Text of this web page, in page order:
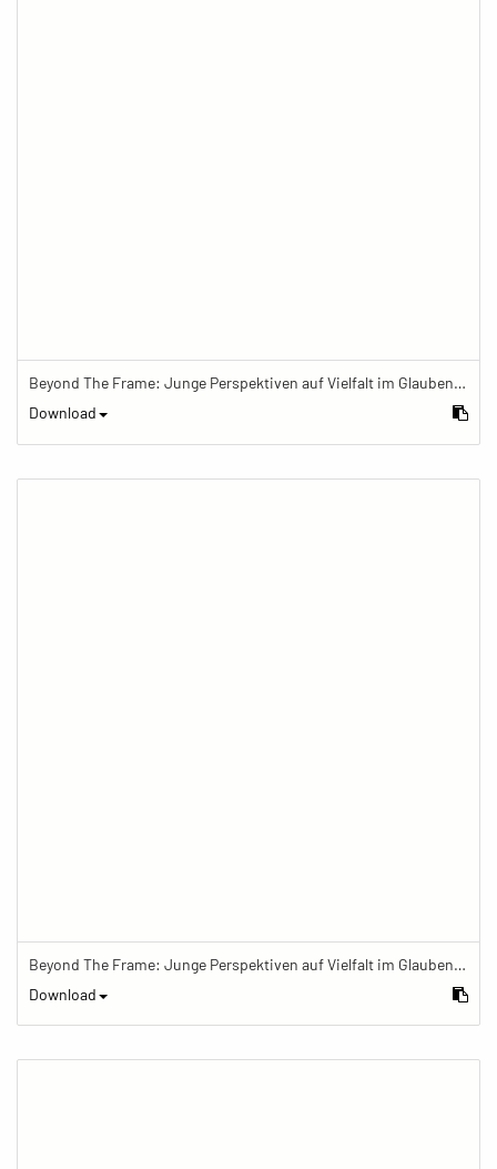
Beyond The Frame: Junge Perspektiven auf Vielfalt im Glauben - Meditation mit Gebetskette im Schreinraum
Download
Beyond The Frame: Junge Perspektiven auf Vielfalt im Glauben - Frau trägt Shorts, Mala und Segenarmband
Download